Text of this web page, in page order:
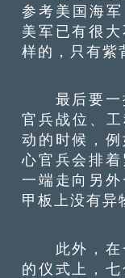
参考美国海
美军已有很
样的，只有紫
最后要一
官兵战位、
动的时候，
心官兵会排
一端走向另
甲板上没有异
此外，在
的仪式上，